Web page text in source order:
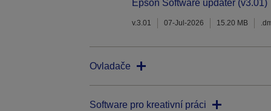
Epson Software updater (v3.01)
v.3.01 07-Jul-2026 15.20 MB
Ovladače
Software pro kreativní práci